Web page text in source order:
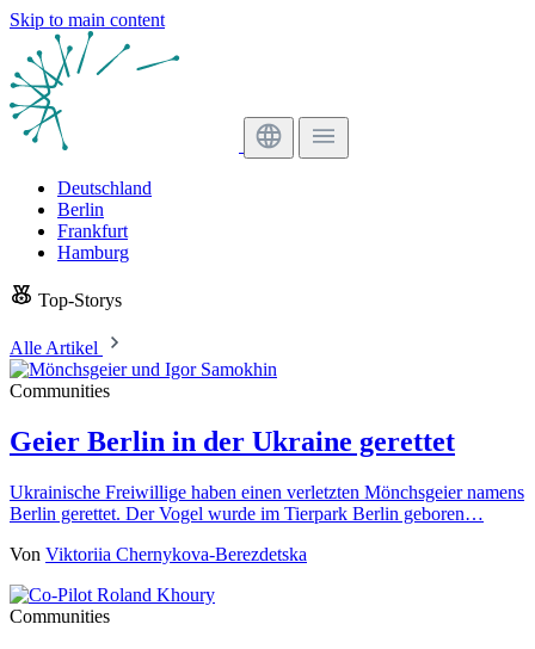
Skip to main content
Deutschland
Berlin
Frankfurt
Hamburg
Top-Storys
Alle Artikel
Communities
Geier Berlin in der Ukraine gerettet
Ukrainische Freiwillige haben einen verletzten Mönchsgeier namens
Berlin gerettet. Der Vogel wurde im Tierpark Berlin geboren…
Von Viktoriia Chernykova-Berezdetska
Communities